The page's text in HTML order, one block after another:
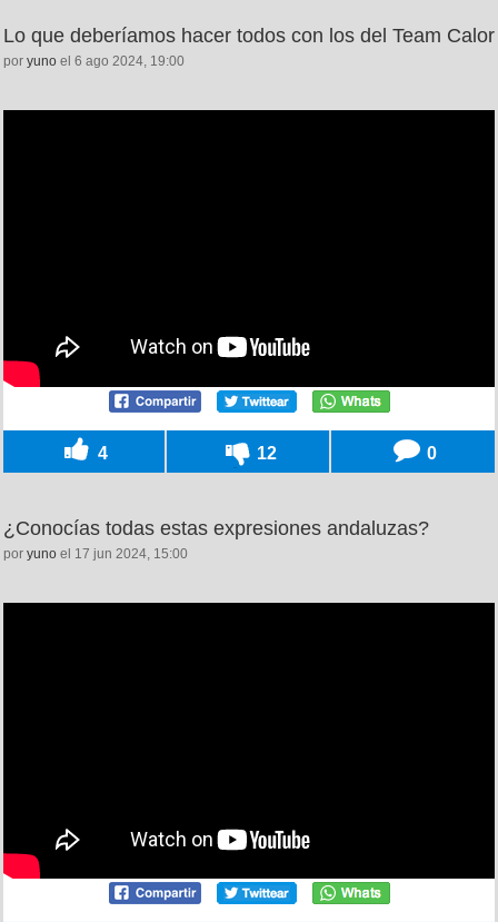
Lo que deberíamos hacer todos con los del Team Calor
por yuno el 6 ago 2024, 19:00
4 12 0
¿Conocías todas estas expresiones andaluzas?
por yuno el 17 jun 2024, 15:00